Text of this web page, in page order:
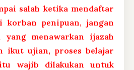
salah ketika mendaftar
korban penipuan, jangan
yang menawarkan ijazah
ikut ujian, proses belajar
wajib dilakukan untuk